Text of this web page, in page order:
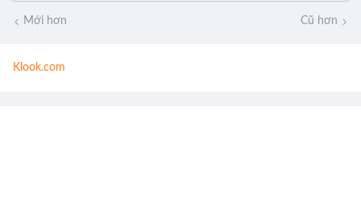
Mới hơn Cũ hơn
Klook.com